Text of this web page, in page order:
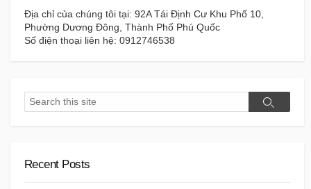
Địa chỉ của chúng tôi tại: 92A Tái Định Cư Khu Phố 10,
Phường Dương Đông, Thành Phố Phú Quốc
Số điện thoại liên hệ: 0912746538
Search
Search
Recent Posts